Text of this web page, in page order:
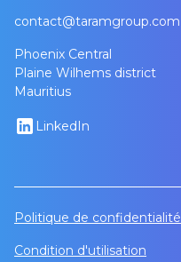
contact@taramgroup.com
Phoenix Central
Plaine Wilhems district
Mauritius
LinkedIn
Politique de confidentialité
Condition d'utilisation